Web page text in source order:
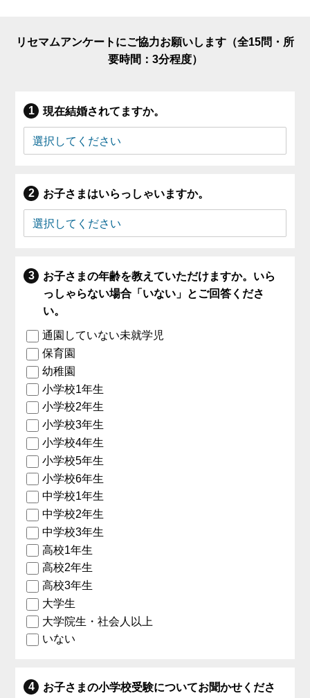
リセマムアンケートにご協力お願いします（全15問・所
要時間：3分程度）
現在結婚されてますか。
お子さまはいらっしゃいますか。
お子さまの年齢を教えていただけますか。いら
っしゃらない場合「いない」とご回答くださ
い。
通園していない未就学児
保育園
幼稚園
小学校1年生
小学校2年生
小学校3年生
小学校4年生
小学校5年生
小学校6年生
中学校1年生
中学校2年生
中学校3年生
高校1年生
高校2年生
高校3年生
大学生
大学院生・社会人以上
いない
お子さまの小学校受験についてお聞かせくださ